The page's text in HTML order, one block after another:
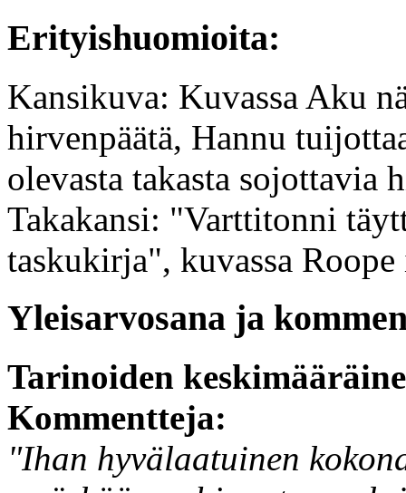
Erityishuomioita:
Kansikuva: Kuvassa Aku
hirvenpäätä, Hannu
olevasta takasta sojottavia
Takakansi: "Varttitonni
taskukirja", kuvassa
Yleisarvosana ja
Tarinoiden
Kommentteja:
"Ihan hyvälaatuinen